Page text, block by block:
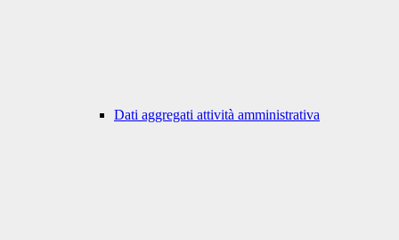
Dati aggregati attività amministrativa